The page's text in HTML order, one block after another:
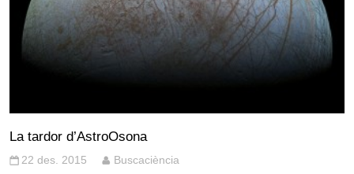
La tardor d’AstroOsona
22 des. 2015 Buscaciència